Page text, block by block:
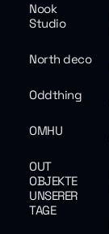
Nook
Studio
North deco
Oddthing
OMHU
OUT
OBJEKTE
UNSERER
TAGE